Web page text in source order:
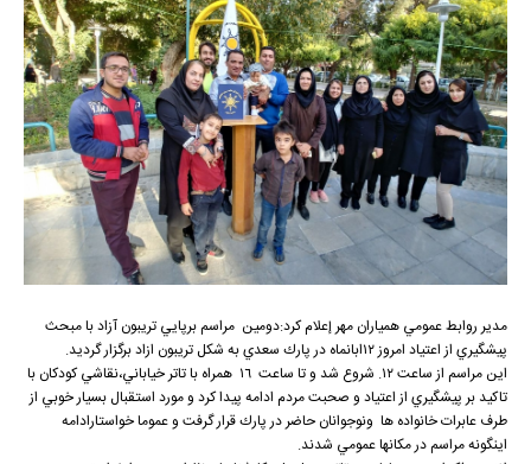
مدير روابط عمومي همياران مهر إعلام كرد:دومين مراسم برپايي تريبون آزاد با مبحث
پيشگيري از اعتياد امروز ١٢ابانماه در پارك سعدي به شكل تريبون ازاد برگزار گرديد.
اين مراسم از ساعت ١٢. شروع شد و تا ساعت ١٦ همراه با تاتر خياباني،نقاشي كودكان با
تاكيد بر پيشگيري از اعتياد و صحبت مردم ادامه پيدا كرد و مورد استقبال بسيار خوبي از
طرف عابرات خانواده ها ونوجوانان حاضر در پارك قرار گرفت و عموما خواستارادامه
اينگونه مراسم در مكانها عمومي شدند.